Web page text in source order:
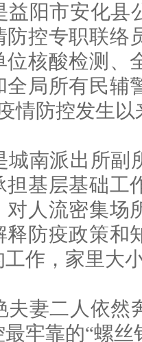
益阳市安化县
防控专职联络
位核酸检测、
全局所有民辅
情防控发生
城南派出所副
担基层基础工
对人流密集场
释防疫政策和
作，家里大
夫妻二人依然
牢靠的“螺丝